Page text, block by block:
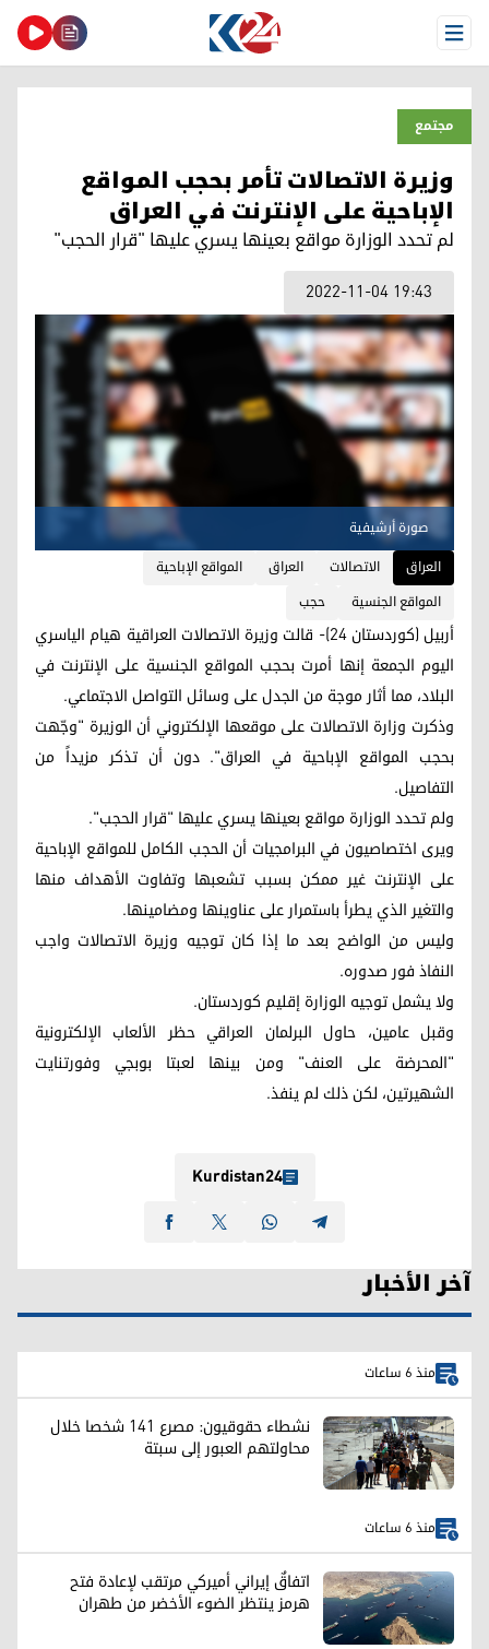
Open Menu
مجتمع
وزيرة الاتصالات تأمر بحجب المواقع
الإباحية على الإنترنت في العراق
لم تحدد الوزارة مواقع بعينها يسري عليها "قرار الحجب"
2022-11-04 19:43
صورة أرشيفية
العراق
الاتصالات العراق
المواقع الإباحية
المواقع الجنسية
حجب
أربيل (كوردستان 24)- قالت وزيرة الاتصالات العراقية هيام الياسري
اليوم الجمعة إنها أمرت بحجب المواقع الجنسية على الإنترنت في
البلاد، مما أثار موجة من الجدل على وسائل التواصل الاجتماعي.
وذكرت وزارة الاتصالات على موقعها الإلكتروني أن الوزيرة "وجّهت
بحجب المواقع الإباحية في العراق". دون أن تذكر مزيداً من
التفاصيل.
ولم تحدد الوزارة مواقع بعينها يسري عليها "قرار الحجب".
ويرى اختصاصيون في البرامجيات أن الحجب الكامل للمواقع الإباحية
على الإنترنت غير ممكن بسبب تشعبها وتفاوت الأهداف منها
والتغير الذي يطرأ باستمرار على عناوينها ومضامينها.
وليس من الواضح بعد ما إذا كان توجيه وزيرة الاتصالات واجب
النفاذ فور صدوره.
ولا يشمل توجيه الوزارة إقليم كوردستان.
وقبل عامين، حاول البرلمان العراقي حظر الألعاب الإلكترونية
"المحرضة على العنف" ومن بينها لعبتا بوبجي وفورتنايت
الشهيرتين، لكن ذلك لم ينفذ.
Kurdistan24
آخر الأخبار
منذ 6 ساعات
نشطاء حقوقيون: مصرع 141 شخصا خلال
محاولتهم العبور إلى سبتة
منذ 6 ساعات
اتفاقٌ إيراني أميركي مرتقب لإعادة فتح
هرمز ينتظر الضوء الأخضر من طهران